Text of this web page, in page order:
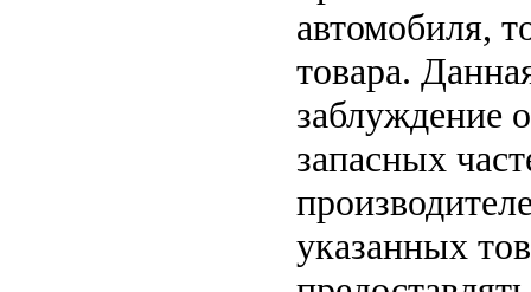
автомобиля,
товара.
заблуждение
запасных
указанных